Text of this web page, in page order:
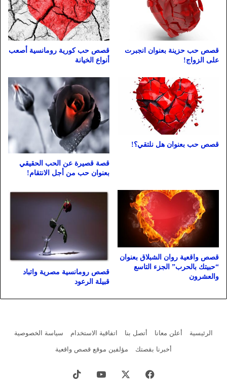
قصص حب حزينة بعنوان انجبرت
على الزواج!
قصص حب كورية رومانسية أصعب
أنواع الخيانة
قصص حب بعنوان هل نلتقي؟!
قصة قصيرة عن الحب الحقيقي
بعنوان حب من أجل الانتقام!
قصص واقعية روان الشبلاق بعنوان
“حبيتك بالحرب” الجزء التاسع
والعشرون
قصص رومانسية مصرية واتباد
قبيلة الرعود
الرئيسية أعلن معانا أتصل بنا اتفاقية الاستخدام
سياسة الخصوصية
أخبرنا بقصتك
مؤلفين موقع قصص واقعية
فيسبوك يوتيوب